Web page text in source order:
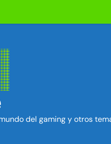
RPG de acción
vulnerabilidad en Exim) ~
en Estados Unidos ~ Segu-
de secuestro de sesión ~
del gaming y otros